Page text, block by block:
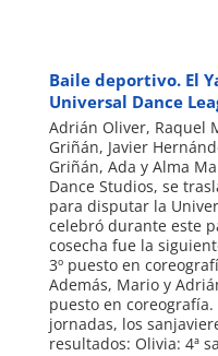
Baile deportivo. El
Universal Dance
Adrián Oliver, Raquel
Griñán, Javier
Griñán, Ada y Alma
Dance Studios, se
para disputar la
celebró durante este
cosecha fue la
3º puesto en
Además, Mario y
puesto en
jornadas, los
resultados: Olivia: 4ª